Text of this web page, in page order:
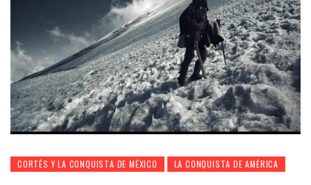
CORTÉS Y LA CONQUISTA DE MÉXICO LA CONQUISTA DE AMÉRICA